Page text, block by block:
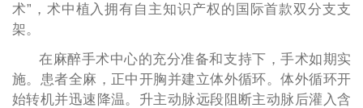
术”，术中植入拥有自主知识产权的国际首款双分支支
架。
在麻醉手术中心的充分准备和支持下，手术如期实
施。患者全麻，正中开胸并建立体外循环。体外循环开
始转机并迅速降温。升主动脉远段阻断主动脉后灌入含